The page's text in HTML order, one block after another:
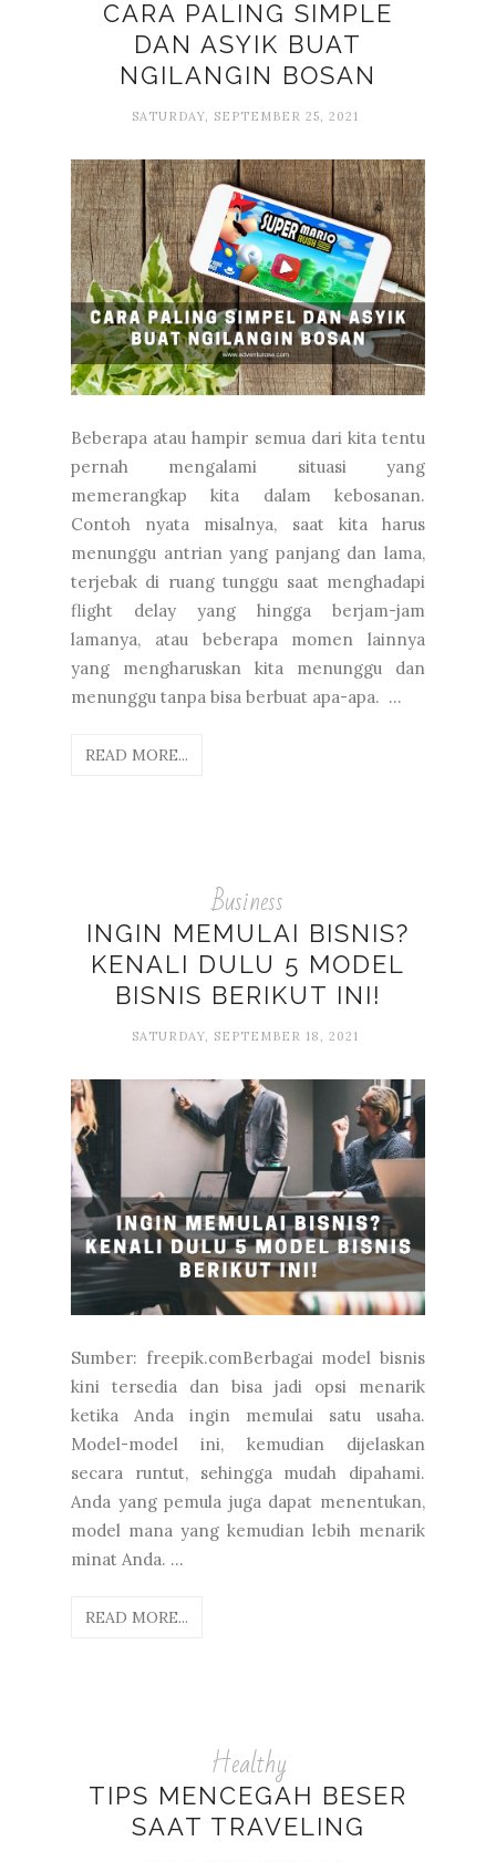
CARA PALING SIMPLE
DAN ASYIK BUAT
NGILANGIN BOSAN
SATURDAY, SEPTEMBER 25, 2021
Beberapa atau hampir semua dari kita tentu
pernah mengalami situasi yang
memerangkap kita dalam kebosanan.
Contoh nyata misalnya, saat kita harus
menunggu antrian yang panjang dan lama,
terjebak di ruang tunggu saat menghadapi
flight delay yang hingga berjam-jam
lamanya, atau beberapa momen lainnya
yang mengharuskan kita menunggu dan
menunggu tanpa bisa berbuat apa-apa. ...
READ MORE...
Business
INGIN MEMULAI BISNIS?
KENALI DULU 5 MODEL
BISNIS BERIKUT INI!
SATURDAY, SEPTEMBER 18, 2021
Sumber: freepik.comBerbagai model bisnis
kini tersedia dan bisa jadi opsi menarik
ketika Anda ingin memulai satu usaha.
Model-model ini, kemudian dijelaskan
secara runtut, sehingga mudah dipahami.
Anda yang pemula juga dapat menentukan,
model mana yang kemudian lebih menarik
minat Anda. ...
READ MORE...
Healthy
TIPS MENCEGAH BESER
SAAT TRAVELING